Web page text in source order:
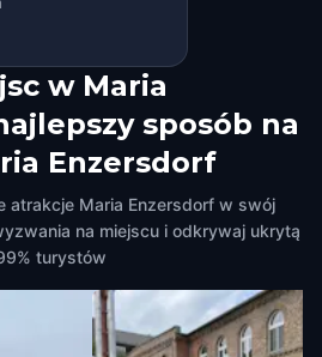
w Maria
sposób na
Enzersdorf
atrakcje Maria Enzersdorf w swój
na miejscu i odkrywaj ukrytą
turystów